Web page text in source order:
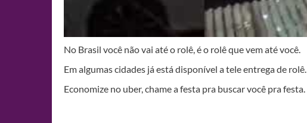
No Brasil você não vai até o rolê, é o rolê que vem até você.
Em algumas cidades já está disponível a tele entrega de rolê.
Economize no uber, chame a festa pra buscar você pra festa.